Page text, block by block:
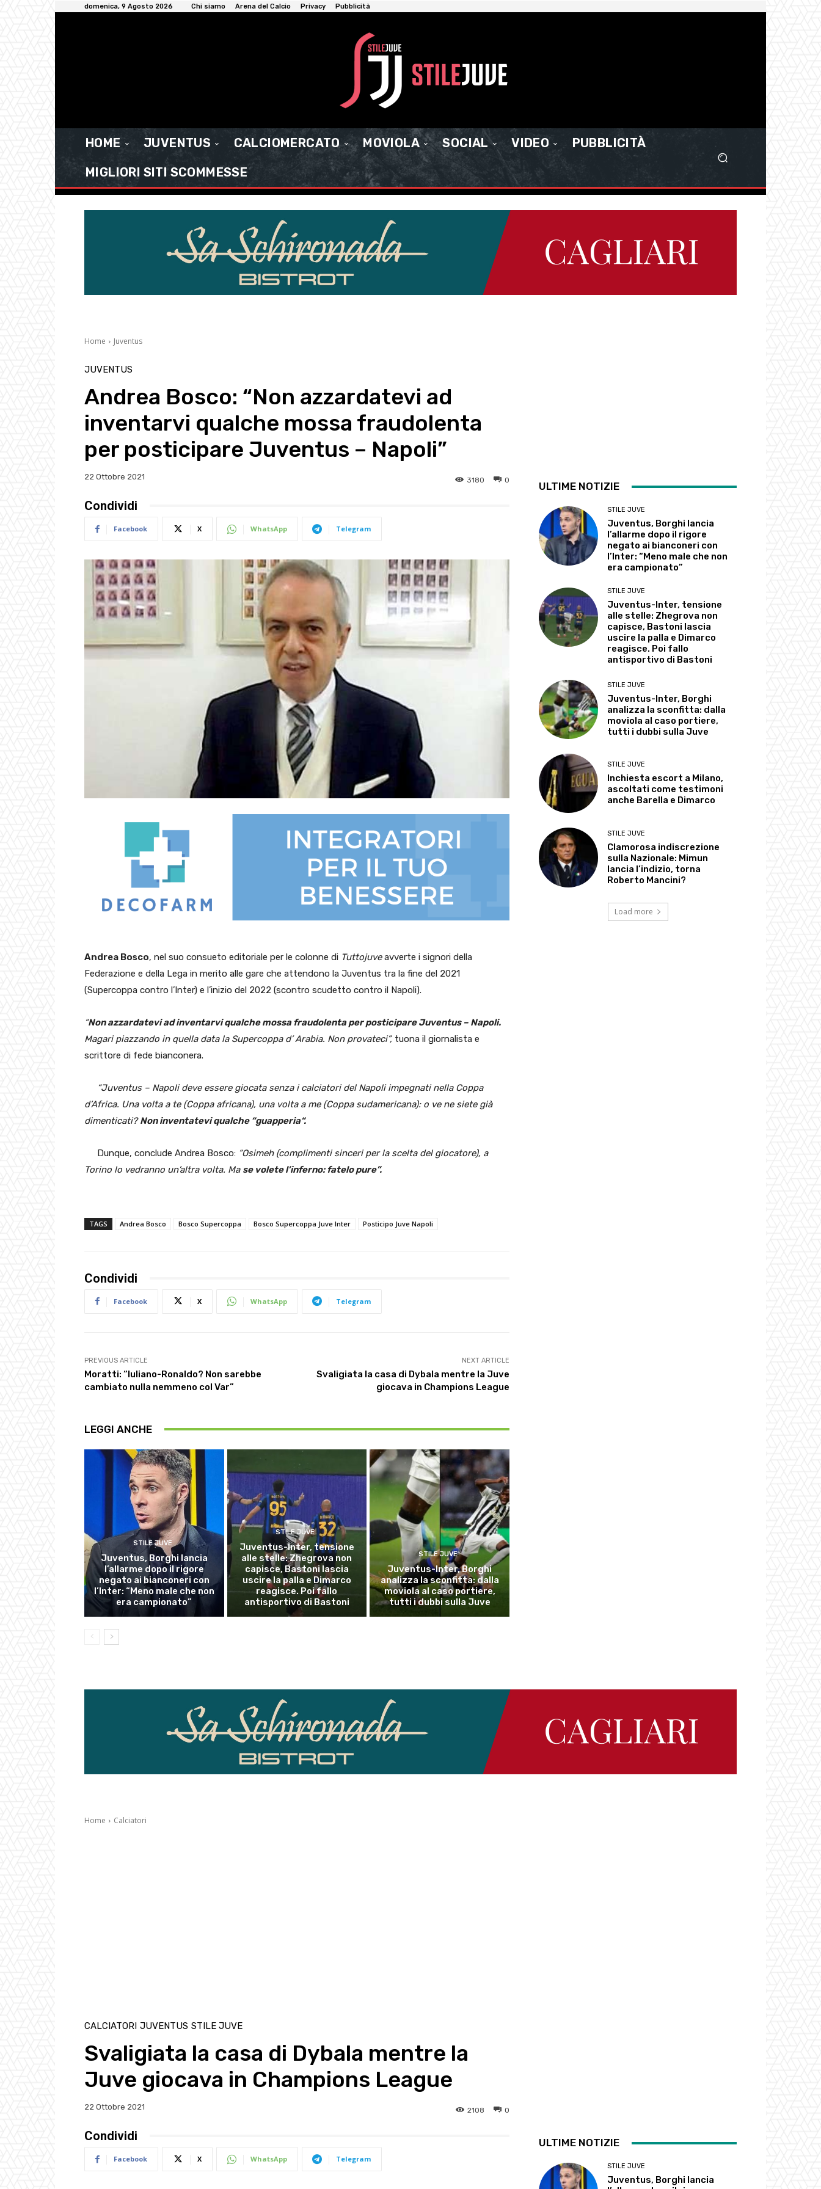
domenica, 9 Agosto 2026 Chi siamo Arena del Calcio Privacy Pubblicità
HOME JUVENTUS CALCIOMERCATO MOVIOLA SOCIAL VIDEO
PUBBLICITÀ
MIGLIORI SITI SCOMMESSE
Home Juventus
JUVENTUS
Andrea Bosco: “Non azzardatevi ad
inventarvi qualche mossa fraudolenta
per posticipare Juventus – Napoli”
22 Ottobre 2021 0
3180
Condividi
Facebook X WhatsApp Telegram
Andrea Bosco, nel suo consueto editoriale per le colonne di Tuttojuveavverte i signori della
Federazione e della Lega in merito alle gare che attendono la Juventus tra la fine del 2021
(Supercoppa contro l’Inter) e l’inizio del 2022 (scontro scudetto contro il Napoli).
“Non azzardatevi ad inventarvi qualche mossa fraudolenta per posticipare Juventus – Napoli.
Magari piazzando in quella data la Supercoppa d’ Arabia. Non provateci”, tuona il giornalista e
scrittore di fede bianconera.
“Juventus – Napoli deve essere giocata senza i calciatori del Napoli impegnati nella Coppa
d’Africa. Una volta a te (Coppa africana), una volta a me (Coppa sudamericana): o ve ne siete già
dimenticati?Non inventatevi qualche “guapperia“.
Dunque, conclude Andrea Bosco: “Osimeh (complimenti sinceri per la scelta del giocatore), a
Torino lo vedranno un’altra volta. Ma se volete l’inferno: fatelo pure”.
TAGS Andrea Bosco Bosco Supercoppa Bosco Supercoppa Juve Inter Posticipo Juve Napoli
Condividi
Facebook X WhatsApp Telegram
PREVIOUS ARTICLE
Moratti: “Iuliano-Ronaldo? Non sarebbe
cambiato nulla nemmeno col Var”
NEXT ARTICLE
Svaligiata la casa di Dybala mentre la Juve
giocava in Champions League
LEGGI ANCHE
STILE JUVE
Juventus, Borghi lancia
l’allarme dopo il rigore
negato ai bianconeri con
l’Inter: “Meno male che non
era campionato”
STILE JUVE
Juventus-Inter, tensione
alle stelle: Zhegrova non
capisce, Bastoni lascia
uscire la palla e Dimarco
reagisce. Poi fallo
antisportivo di Bastoni
STILE JUVE
Juventus-Inter, Borghi
analizza la sconfitta: dalla
moviola al caso portiere,
tutti i dubbi sulla Juve
ULTIME NOTIZIE
STILE JUVE
Juventus, Borghi lancia
l’allarme dopo il rigore
negato ai bianconeri con
l’Inter: “Meno male che non
era campionato”
STILE JUVE
Juventus-Inter, tensione
alle stelle: Zhegrova non
capisce, Bastoni lascia
uscire la palla e Dimarco
reagisce. Poi fallo
antisportivo di Bastoni
STILE JUVE
Juventus-Inter, Borghi
analizza la sconfitta: dalla
moviola al caso portiere,
tutti i dubbi sulla Juve
STILE JUVE
Inchiesta escort a Milano,
ascoltati come testimoni
anche Barella e Dimarco
STILE JUVE
Clamorosa indiscrezione
sulla Nazionale: Mimun
lancia l’indizio, torna
Roberto Mancini?
Load more